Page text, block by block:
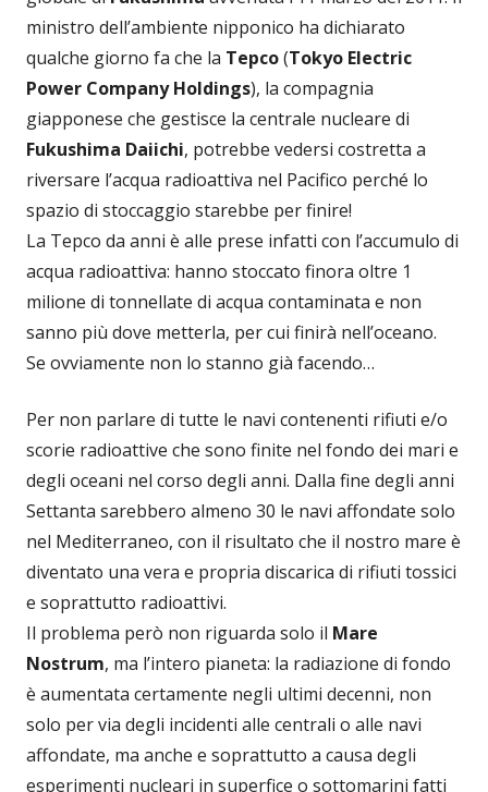
ministro dell’ambiente nipponico ha dichiarato
qualche giorno fa che la Tepco(Tokyo Electric
Power Company Holdings), la compagnia
giapponese che gestisce la centrale nucleare di
Fukushima Daiichi, potrebbe vedersi costretta a
riversare l’acqua radioattiva nel Pacifico perché lo
spazio di stoccaggio starebbe per finire!
La Tepco da anni è alle prese infatti con l’accumulo di
acqua radioattiva: hanno stoccato finora oltre 1
milione di tonnellate di acqua contaminata e non
sanno più dove metterla, per cui finirà nell’oceano.
Se ovviamente non lo stanno già facendo…
Per non parlare di tutte le navi contenenti rifiuti e/o
scorie radioattive che sono finite nel fondo dei mari e
degli oceani nel corso degli anni. Dalla fine degli anni
Settanta sarebbero almeno 30 le navi affondate solo
nel Mediterraneo, con il risultato che il nostro mare è
diventato una vera e propria discarica di rifiuti tossici
e soprattutto radioattivi.
Il problema però non riguarda solo il Mare
Nostrum, ma l’intero pianeta: la radiazione di fondo
è aumentata certamente negli ultimi decenni, non
solo per via degli incidenti alle centrali o alle navi
affondate, ma anche e soprattutto a causa degli
esperimenti nucleari in superfice o sottomarini fatti